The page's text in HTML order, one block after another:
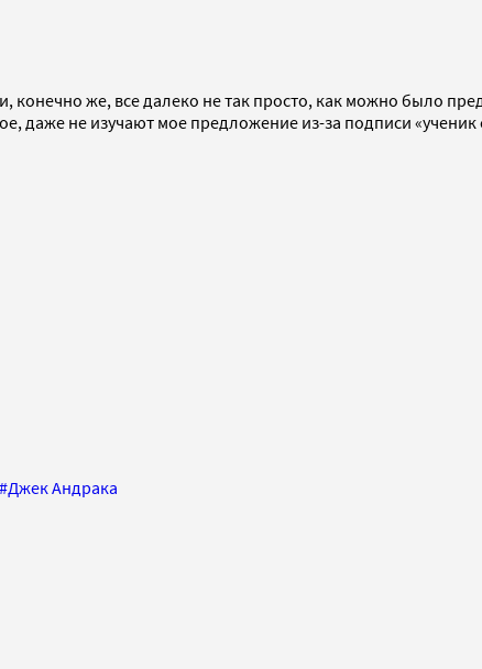
же, все далеко не так просто, как можно было
даже не изучают мое предложение из-за подписи
#Джек Андрака